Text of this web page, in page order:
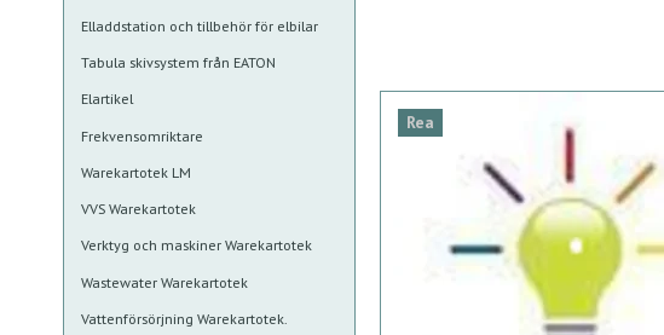
Elladdstation och tillbehör för elbilar
Tabula skivsystem från EATON
Elartikel
Frekvensomriktare
Warekartotek LM
VVS Warekartotek
Verktyg och maskiner Warekartotek
Wastewater Warekartotek
Vattenförsörjning Warekartotek.
Rea